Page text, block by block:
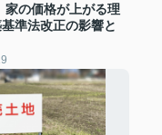
家の価格が上がる理
準法改正の影響と